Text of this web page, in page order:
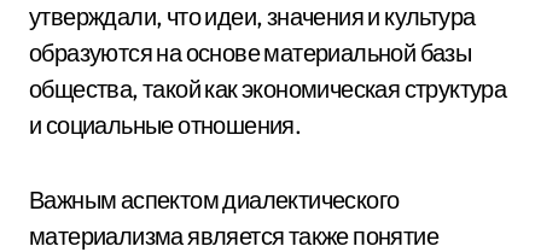
утверждали, что идеи, значения и культура
образуются на основе материальной базы
общества, такой как экономическая структура
и социальные отношения.
Важным аспектом диалектического
материализма является также понятие